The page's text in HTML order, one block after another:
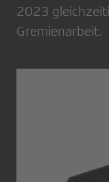
2023
Gremienarbeit.